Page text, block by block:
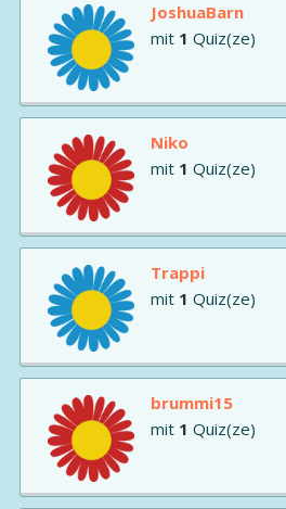
JoshuaBarn
mit 1 Quiz(ze)
Niko
mit 1 Quiz(ze)
Trappi
mit 1 Quiz(ze)
brummi15
mit 1 Quiz(ze)